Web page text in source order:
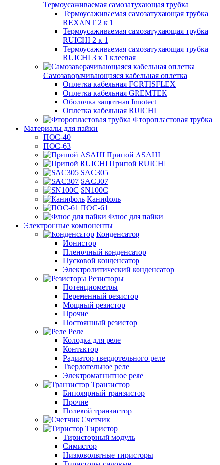
Термоусаживаемая самозатухающая трубка
Термоусаживаемая самозатухающая трубка
REXANT 2 к 1
Термоусаживаемая самозатухающая трубка
RUICHI 2 к 1
Термоусаживаемая самозатухающая трубка
RUICHI 3 к 1 клеевая
Самозаворачивающаяся кабельная оплетка
Оплетка кабельная FORTISFLEX
Оплетка кабельная GREMTEK
Оболочка защитная Innotect
Оплетка кабельная RUICHI
Фторопластовая трубка
Материалы для пайки
ПОС-40
ПОС-63
Припой ASAHI
Припой RUICHI
SAC305
SAC307
SN100C
Канифоль
ПОС-61
Флюс для пайки
Электронные компоненты
Конденсатор
Ионистор
Пленочный конденсатор
Пусковой конденсатор
Электролитический конденсатор
Резисторы
Потенциометры
Переменный резистор
Мощный резистор
Прочие
Постоянный резистор
Реле
Колодка для реле
Контактор
Радиатор твердотельного реле
Твердотельное реле
Электромагнитное реле
Транзистор
Биполярный транзистор
Прочие
Полевой транзистор
Счетчик
Тиристор
Тиристорный модуль
Симистор
Низковольтные тиристоры